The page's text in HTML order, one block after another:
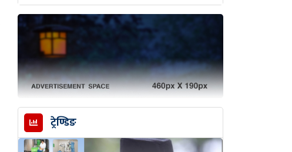
ट्रेण्डिङ